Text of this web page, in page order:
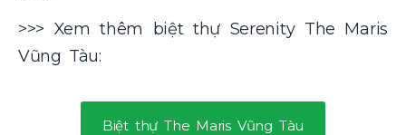
>>> Xem thêm biệt thự Serenity The Maris
Vũng Tàu:
Biệt thự The Maris Vũng Tàu